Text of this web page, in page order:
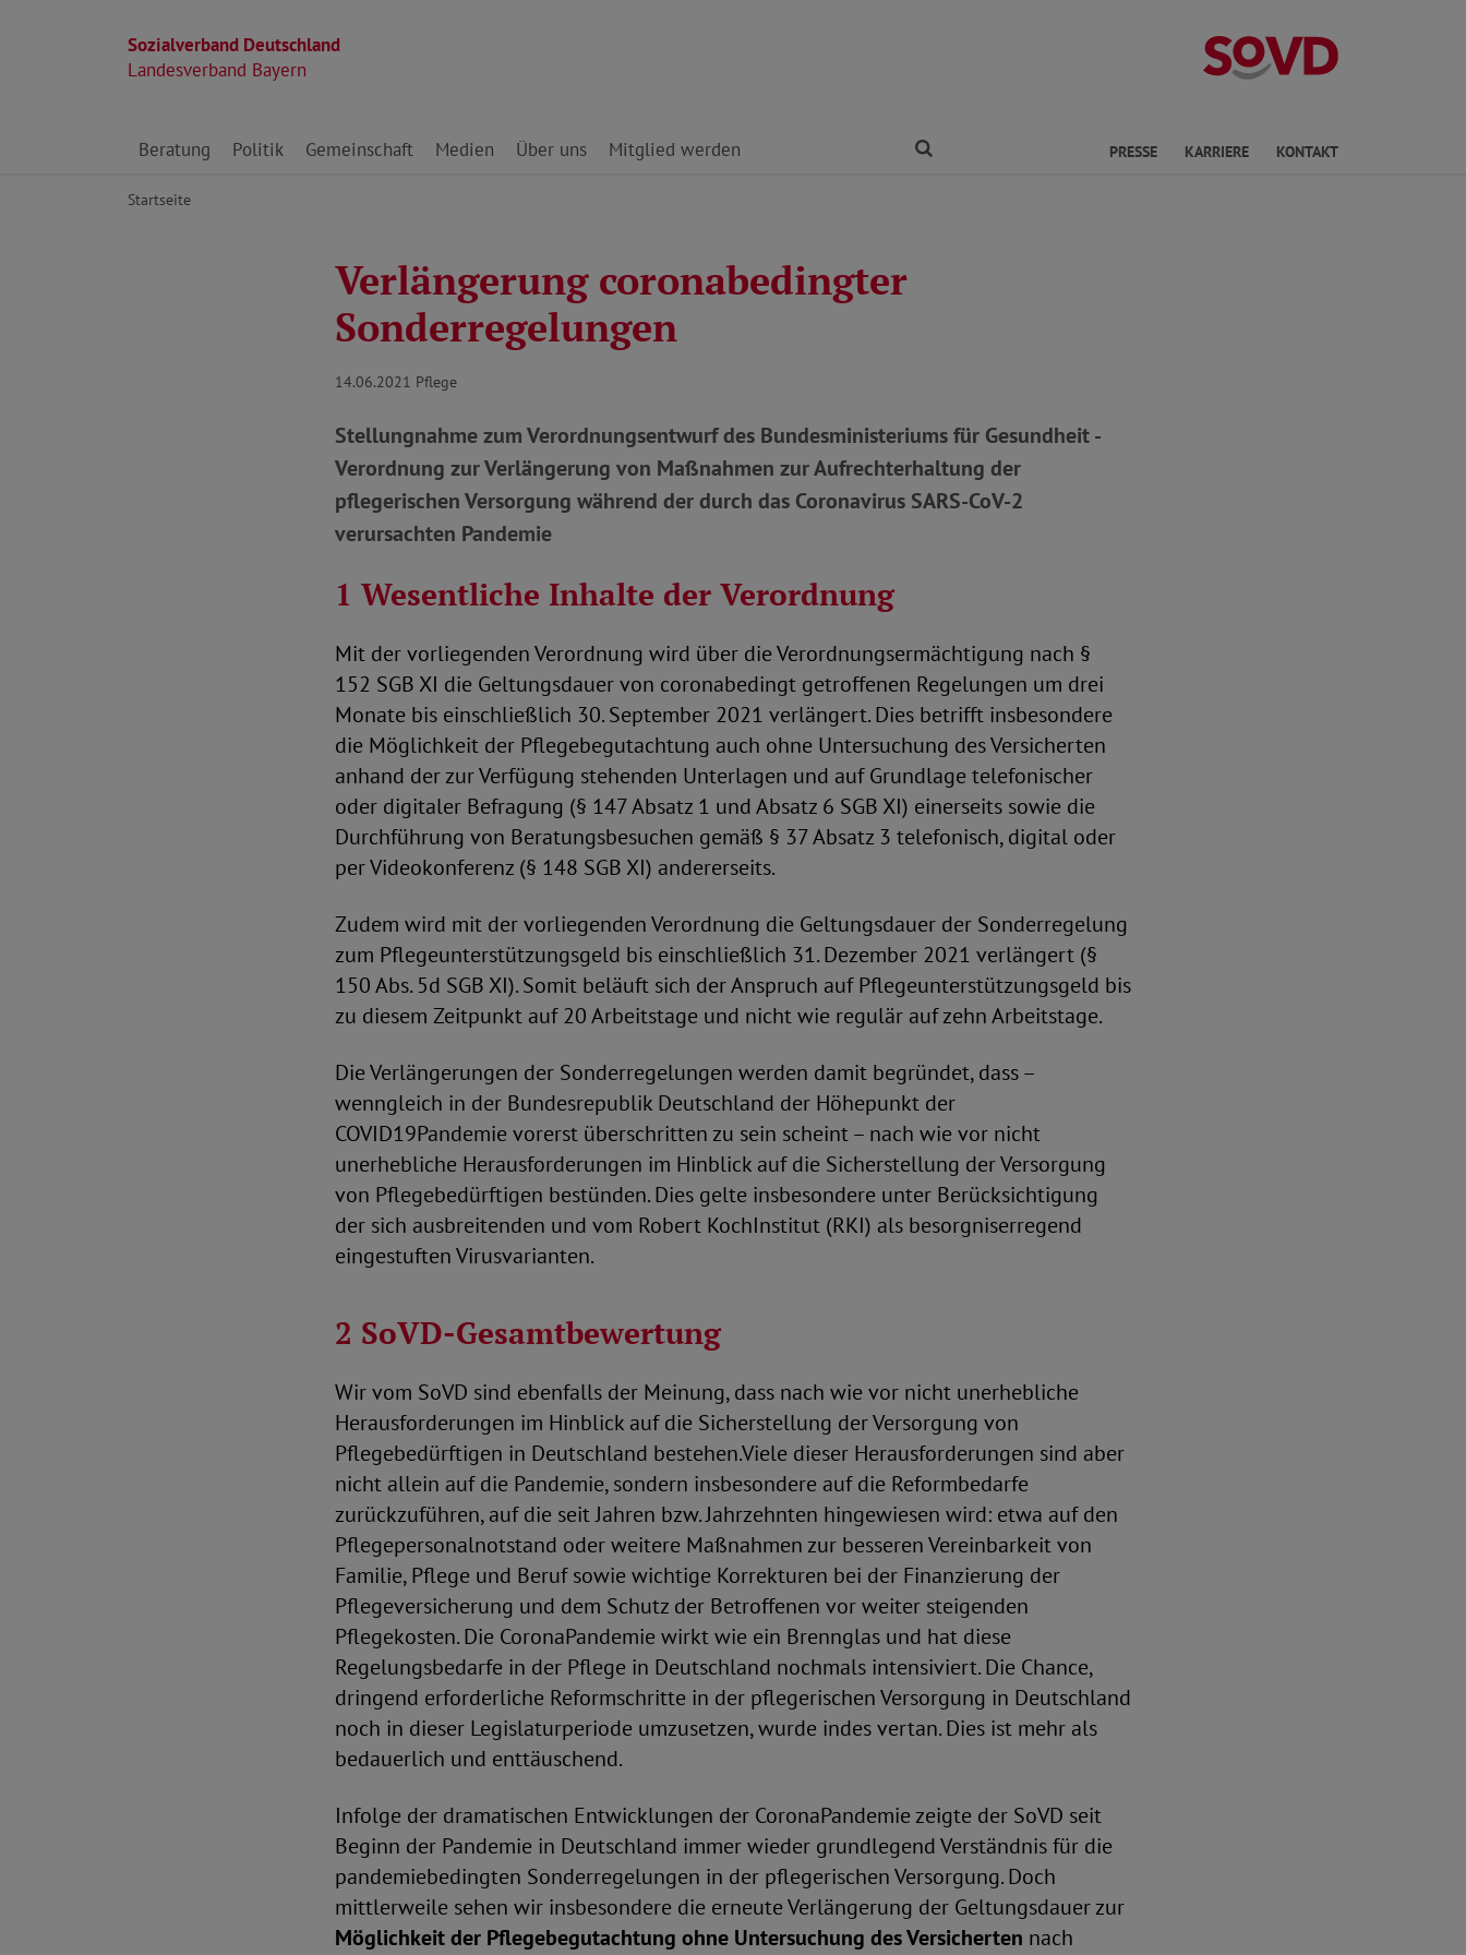
Sozialverband Deutschland
Landesverband Bayern
Landesverband
Direkt zu den Inhalten springen
Beratung Politik Gemeinschaft Medien Über uns Mitglied werden PRESSE KARRIERE KONTAKT
Startseite
Verlängerung coronabedingter
Sonderregelungen
14.06.2021 Pflege
Stellungnahme zum Verordnungsentwurf des Bundesministeriums für Gesundheit -
Verordnung zur Verlängerung von Maßnahmen zur Aufrechterhaltung der
pflegerischen Versorgung während der durch das Coronavirus SARS-CoV-2
verursachten Pandemie
1 Wesentliche Inhalte der Verordnung
Mit der vorliegenden Verordnung wird über die Verordnungsermächtigung nach §
152 SGB XI die Geltungsdauer von coronabedingt getroffenen Regelungen um drei
Monate bis einschließlich 30. September 2021 verlängert. Dies betrifft insbesondere
die Möglichkeit der Pflegebegutachtung auch ohne Untersuchung des Versicherten
anhand der zur Verfügung stehenden Unterlagen und auf Grundlage telefonischer
oder digitaler Befragung (§ 147 Absatz 1 und Absatz 6 SGB XI) einerseits sowie die
Durchführung von Beratungsbesuchen gemäß § 37 Absatz 3 telefonisch, digital oder
per Videokonferenz (§ 148 SGB XI) andererseits.
Zudem wird mit der vorliegenden Verordnung die Geltungsdauer der Sonderregelung
zum Pflegeunterstützungsgeld bis einschließlich 31. Dezember 2021 verlängert (§
150 Abs. 5d SGB XI). Somit beläuft sich der Anspruch auf Pflegeunterstützungsgeld bis
zu diesem Zeitpunkt auf 20 Arbeitstage und nicht wie regulär auf zehn Arbeitstage.
Die Verlängerungen der Sonderregelungen werden damit begründet, dass –
wenngleich in der Bundesrepublik Deutschland der Höhepunkt der
COVID19Pandemie vorerst überschritten zu sein scheint – nach wie vor nicht
unerhebliche Herausforderungen im Hinblick auf die Sicherstellung der Versorgung
von Pflegebedürftigen bestünden. Dies gelte insbesondere unter Berücksichtigung
der sich ausbreitenden und vom Robert KochInstitut (RKI) als besorgniserregend
eingestuften Virusvarianten.
2 SoVD-Gesamtbewertung
Wir vom SoVD sind ebenfalls der Meinung, dass nach wie vor nicht unerhebliche
Herausforderungen im Hinblick auf die Sicherstellung der Versorgung von
Pflegebedürftigen in Deutschland bestehen.Viele dieser Herausforderungen sind aber
nicht allein auf die Pandemie, sondern insbesondere auf die Reformbedarfe
zurückzuführen, auf die seit Jahren bzw. Jahrzehnten hingewiesen wird: etwa auf den
Pflegepersonalnotstand oder weitere Maßnahmen zur besseren Vereinbarkeit von
Familie, Pflege und Beruf sowie wichtige Korrekturen bei der Finanzierung der
Pflegeversicherung und dem Schutz der Betroffenen vor weiter steigenden
Pflegekosten. Die CoronaPandemie wirkt wie ein Brennglas und hat diese
Regelungsbedarfe in der Pflege in Deutschland nochmals intensiviert. Die Chance,
dringend erforderliche Reformschritte in der pflegerischen Versorgung in Deutschland
noch in dieser Legislaturperiode umzusetzen, wurde indes vertan. Dies ist mehr als
bedauerlich und enttäuschend.
Infolge der dramatischen Entwicklungen der CoronaPandemie zeigte der SoVD seit
Beginn der Pandemie in Deutschland immer wieder grundlegend Verständnis für die
pandemiebedingten Sonderregelungen in der pflegerischen Versorgung. Doch
mittlerweile sehen wir insbesondere die erneute Verlängerung der Geltungsdauer zur
Möglichkeit der Pflegebegutachtung ohne Untersuchung des Versicherten nach